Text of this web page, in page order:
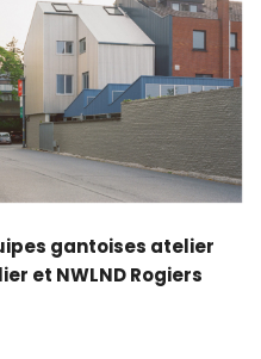
gantoises atelier
et NWLND Rogiers